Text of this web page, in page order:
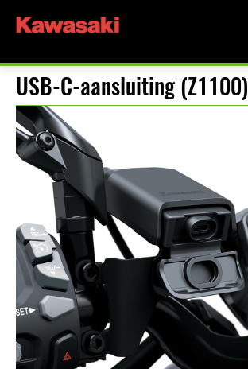
USB-C-aansluiting (Z1100)